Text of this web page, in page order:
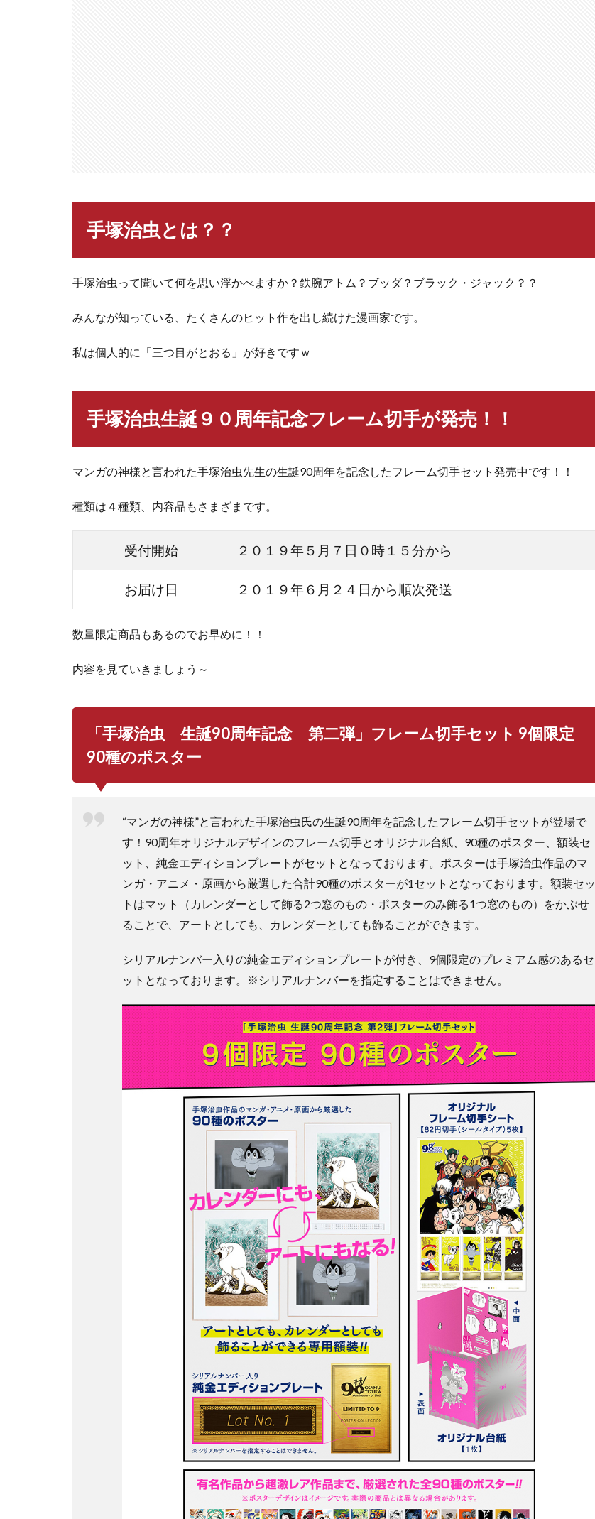
手塚治虫とは？？
手塚治虫って聞いて何を思い浮かべますか？鉄腕アトム？ブッダ？ブラック・ジャック？？
みんなが知っている、たくさんのヒット作を出し続けた漫画家です。
私は個人的に「三つ目がとおる」が好きですｗ
手塚治虫生誕９０周年記念フレーム切手が発売！！
マンガの神様と言われた手塚治虫先生の生誕90周年を記念したフレーム切手セット発売中です！！
種類は４種類、内容品もさまざまです。
受付開始 ２０１９年５月７日０時１５分から
お届け日 ２０１９年６月２４日から順次発送
数量限定商品もあるのでお早めに！！
内容を見ていきましょう～
「手塚治虫 生誕90周年記念 第二弾」フレーム切手セット 9個限定
90種のポスター
“マンガの神様”と言われた手塚治虫氏の生誕90周年を記念したフレーム切手セットが登場で
す！90周年オリジナルデザインのフレーム切手とオリジナル台紙、90種のポスター、額装セ
ット、純金エディションプレートがセットとなっております。ポスターは手塚治虫作品のマ
ンガ・アニメ・原画から厳選した合計90種のポスターが1セットとなっております。額装セッ
トはマット（カレンダーとして飾る2つ窓のもの・ポスターのみ飾る1つ窓のもの）をかぶせ
ることで、アートとしても、カレンダーとしても飾ることができます。
シリアルナンバー入りの純金エディションプレートが付き、9個限定のプレミアム感のあるセ
ットとなっております。※シリアルナンバーを指定することはできません。